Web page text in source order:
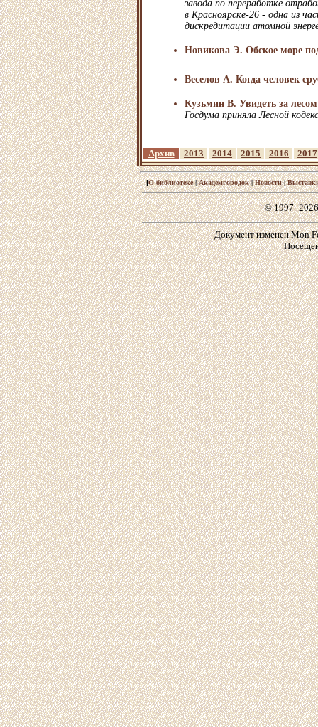
завода по переработке
в Красноярске-26 - одна из
дискредитации атомной
Новикова Э. Обское море
Веселов А. Когда человек
Кузьмин В. Увидеть за лесом
Госдума приняла Лесной
Архив 2013 2014 2015 2016 2017
[О библиотеке|Академгородок|Новости|
©
Документ изменен Mon